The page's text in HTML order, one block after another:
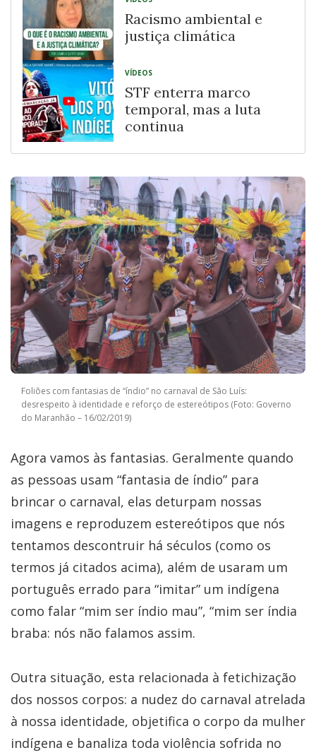
Racismo ambiental e
justiça climática
VÍDEOS
STF enterra marco
temporal, mas a luta
continua
Foliões com fantasias de “índio” no carnaval de São Luís:
desrespeito à identidade e reforço de estereótipos (Foto: Governo
do Maranhão – 16/02/2019)
Agora vamos às fantasias. Geralmente quando
as pessoas usam “fantasia de índio” para
brincar o carnaval, elas deturpam nossas
imagens e reproduzem estereótipos que nós
tentamos descontruir há séculos (como os
termos já citados acima), além de usaram um
português errado para “imitar” um indígena
como falar “mim ser índio mau”, “mim ser índia
braba: nós não falamos assim.
Outra situação, esta relacionada à fetichização
dos nossos corpos: a nudez do carnaval atrelada
à nossa identidade, objetifica o corpo da mulher
indígena e banaliza toda violência sofrida no